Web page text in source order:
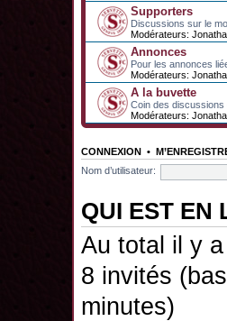
Supporters
Discussions sur le
Modérateurs:
Annonces
Pour les annonces
Modérateurs:
A la buvette
Coin des discussions
Modérateurs:
CONNEXION •
Nom d’utilisateur:
QUI EST EN
Au total il y a
8 invités
minutes)